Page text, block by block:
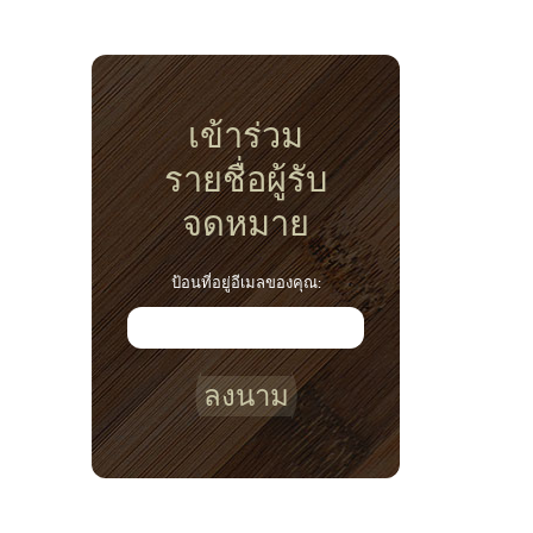
เข้าร่วม
รายชื่อผู้รับ
จดหมาย
ป้อนที่อยู่อีเมลของคุณ:
ลงนาม